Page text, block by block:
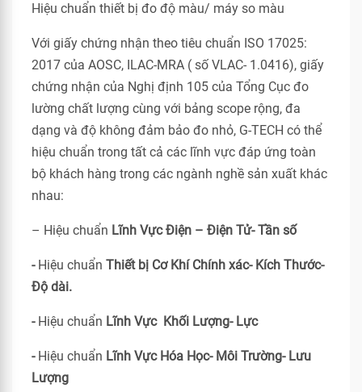
Hiệu chuẩn thiết bị đo độ màu/ máy so màu
Với giấy chứng nhận theo tiêu chuẩn ISO 17025:
2017 của AOSC, ILAC-MRA ( số VLAC- 1.0416), giấy
chứng nhận của Nghị định 105 của Tổng Cục đo
lường chất lượng cùng với bảng scope rộng, đa
dạng và độ không đảm bảo đo nhỏ, G-TECH có thể
hiệu chuẩn trong tất cả các lĩnh vực đáp ứng toàn
bộ khách hàng trong các ngành nghề sản xuất khác
nhau:
– Hiệu chuẩn Lĩnh Vực Điện – Điện Tử- Tần số
- Hiệu chuẩn Thiết bị Cơ Khí Chính xác- Kích Thước-
Độ dài.
- Hiệu chuẩn Lĩnh Vực Khối Lượng- Lực
- Hiệu chuẩn Lĩnh Vực Hóa Học- Môi Trường- Lưu
Lượng